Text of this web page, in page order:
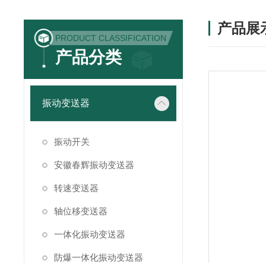
PRODUCT CLASSIFICATION
产品分类
振动变送器
振动开关
安徽春辉振动变送器
转速变送器
轴位移变送器
一体化振动变送器
防爆一体化振动变送器
产品展